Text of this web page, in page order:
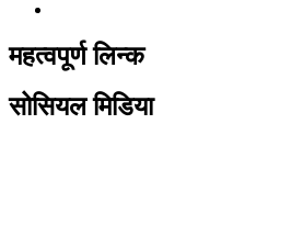
महत्वपूर्ण लिन्क
सोसियल मिडिया